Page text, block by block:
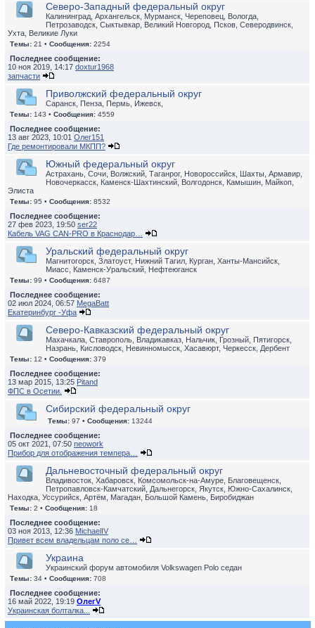
Северо-Западный федеральный округ
Калининград, Архангельск, Мурманск, Череповец, Вологда,
Петрозаводск, Сыктывкар, Великий Новгород, Псков, Северодвинск,
Ухта, Великие Луки
Темы: 21 • Сообщения: 2254
Последнее сообщение:
10 ноя 2019, 14:17 doxtur1968
запчасти
Приволжский федеральный округ
Саранск, Пенза, Пермь, Ижевск,
Темы: 143 • Сообщения: 4559
Последнее сообщение:
13 авг 2023, 10:01 Олег151
Где ремонтировали МКПП?
Южный федеральный округ
Астрахань, Сочи, Волжский, Таганрог, Новороссийск, Шахты, Армавир,
Новочеркасск, Каменск-Шахтинский, Волгодонск, Камышин, Майкоп,
Элиста
Темы: 95 • Сообщения: 8532
Последнее сообщение:
27 фев 2023, 19:50 ser22
Кабель VAG CAN-PRO в Краснодар…
Уральский федеральный округ
Магнитогорск, Златоуст, Нижний Тагил, Курган, Ханты-Мансийск,
Миасс, Каменск-Уральский, Нефтеюганск
Темы: 99 • Сообщения: 6487
Последнее сообщение:
02 июл 2024, 06:57 MegaBatt
Екатеринбург -Уфа
Северо-Кавказский федеральный округ
Махачкала, Ставрополь, Владикавказ, Нальчик, Грозный, Пятигорск,
Назрань, Кисловодск, Невинномысск, Хасавюрт, Черкесск, Дербент
Темы: 12 • Сообщения: 379
Последнее сообщение:
13 мар 2015, 13:25 Pitand
ФПС в Осетии.
Сибирский федеральный округ
Темы: 97 • Сообщения: 13244
Последнее сообщение:
05 окт 2021, 07:50 neowork
Прибор для отображения темпера…
Дальневосточный федеральный округ
Владивосток, Хабаровск, Комсомольск-на-Амуре, Благовещенск,
Петропавловск-Камчатский, Дальнегорск, Якутск, Южно-Сахалинск,
Находка, Уссурийск, Артём, Магадан, Большой Камень, Биробиджан
Темы: 2 • Сообщения: 18
Последнее сообщение:
03 ноя 2013, 12:36 MichaelIV
Привет всем владельцам поло се…
Украина
Украинский форум автомобиля Volkswagen Polo седан
Темы: 34 • Сообщения: 708
Последнее сообщение:
16 май 2022, 19:19 ОлегV
Украинская болталка...